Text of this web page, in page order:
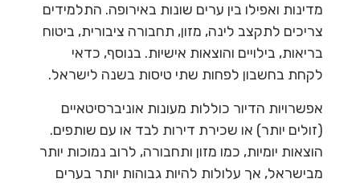
מדינות ואפילו בין ערים שונות באירופה. התלמידים
צריכים לתקצב לינה, מזון, תחבורה ציבורית, ביטוח
בריאות, בילויים והוצאות אישיות. בנוסף, כדאי
לקחת בחשבון לפחות שתי טיסות בשנה לישראל.
אפשרויות הדיור כוללות מעונות אוניברסיטאיים
(זולים יותר) או שכירת דירות לבד או עם שותפים.
הוצאות יומיות, כמו מזון ותחבורה, לרוב נמוכות יותר
מבישראל, אך עלולות להיות גבוהות יותר בערים